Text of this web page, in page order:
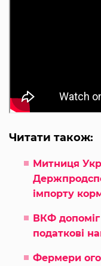
Читати також:
Митниця
імпорту
ВКФ допоміг
податкові
Фермери